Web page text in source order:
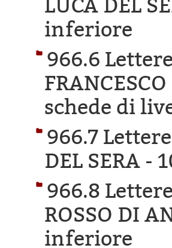
LUCA DEL
inferiore
966.6
schede di
966.7
DEL SERA -
966.8
ROSSO DI
inferiore